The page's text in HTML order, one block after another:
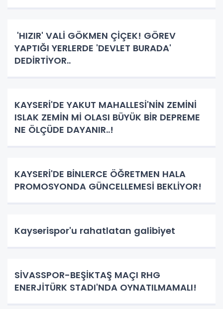
'HIZIR' VALİ GÖKMEN ÇİÇEK! GÖREV
YAPTIĞI YERLERDE 'DEVLET BURADA'
DEDİRTİYOR..
KAYSERİ'DE YAKUT MAHALLESİ'NİN ZEMİNİ
ISLAK ZEMİN Mİ OLASI BÜYÜK BİR DEPREME
NE ÖLÇÜDE DAYANIR..!
KAYSERİ'DE BİNLERCE ÖĞRETMEN HALA
PROMOSYONDA GÜNCELLEMESİ BEKLİYOR!
Kayserispor'u rahatlatan galibiyet
SİVASSPOR-BEŞİKTAŞ MAÇI RHG
ENERJİTÜRK STADI'NDA OYNATILMAMALI!